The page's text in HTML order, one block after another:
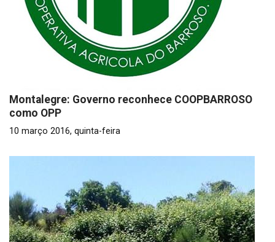
Montalegre: Governo reconhece COOPBARROSO
como OPP
10 março 2016, quinta-feira